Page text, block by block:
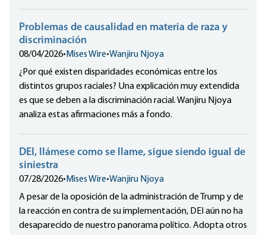
Problemas de causalidad en materia de raza y
discriminación
08/04/2026• Mises Wire•Wanjiru Njoya
¿Por qué existen disparidades económicas entre los
distintos grupos raciales? Una explicación muy extendida
es que se deben a la discriminación racial. Wanjiru Njoya
analiza estas afirmaciones más a fondo.
DEI, llámese como se llame, sigue siendo igual de
siniestra
07/28/2026• Mises Wire•Wanjiru Njoya
A pesar de la oposición de la administración de Trump y de
la reacción en contra de su implementación, DEI aún no ha
desaparecido de nuestro panorama político. Adopta otros